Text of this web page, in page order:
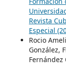
Revista
Especial
Rocio
González,
Fernández